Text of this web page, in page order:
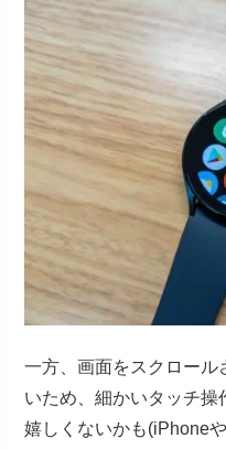
一方、画面をスクロール
いため、細かいタッチ操
嬉しくないかも(iPhone